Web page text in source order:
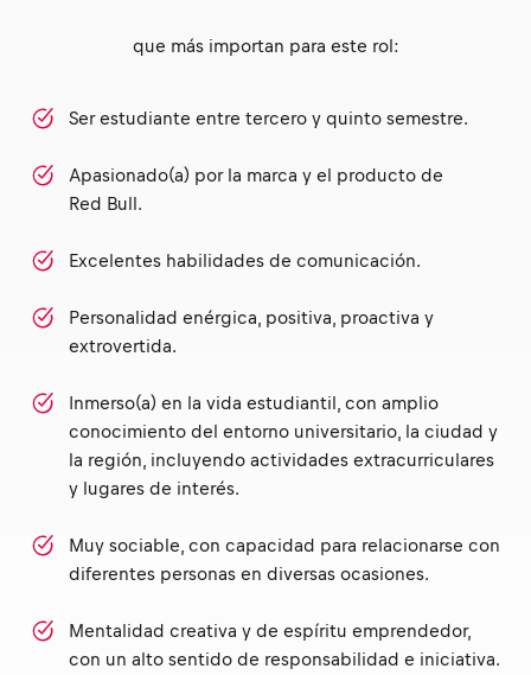
que más importan para este rol:
Ser estudiante entre tercero y quinto semestre.
Apasionado(a) por la marca y el producto de
Red Bull.
Excelentes habilidades de comunicación.
Personalidad enérgica, positiva, proactiva y
extrovertida.
Inmerso(a) en la vida estudiantil, con amplio
conocimiento del entorno universitario, la ciudad y
la región, incluyendo actividades extracurriculares
y lugares de interés.
Muy sociable, con capacidad para relacionarse con
diferentes personas en diversas ocasiones.
Mentalidad creativa y de espíritu emprendedor,
con un alto sentido de responsabilidad e iniciativa.